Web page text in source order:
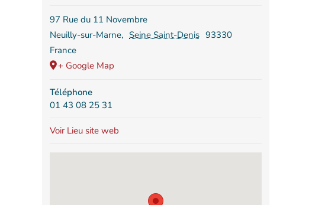
97 Rue du 11 Novembre
Neuilly-sur-Marne, Seine Saint-Denis 93330
France
+ Google Map
Téléphone
01 43 08 25 31
Voir Lieu site web